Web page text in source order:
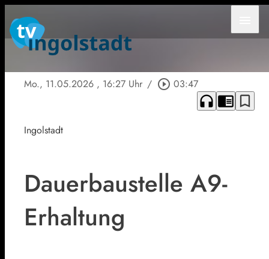
Mo., 11.05.2026 , 16:27 Uhr / play_circle_outline 03:47
headphones chrome_reader_mode bookmark_border
Ingolstadt
Dauerbaustelle A9-
Erhaltung